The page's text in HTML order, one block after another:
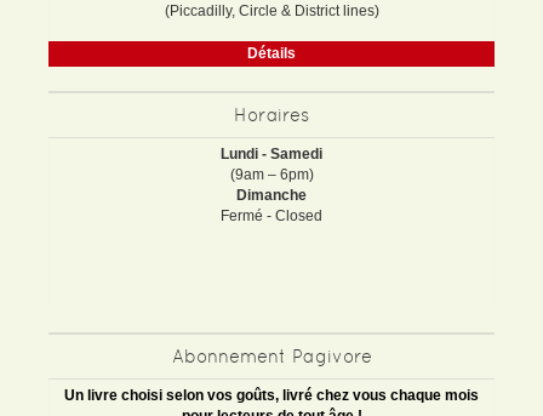
(Piccadilly, Circle & District lines)
Détails
Horaires
Lundi - Samedi
(9am – 6pm)
Dimanche
Fermé - Closed
Abonnement Pagivore
Un livre choisi selon vos goûts, livré chez vous chaque mois